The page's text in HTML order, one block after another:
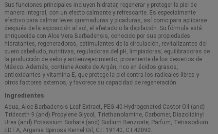
Sus funciones principales incluyen hidratar, regenerar y proteger la piel de
manera integral, con un efecto calmante y refrescante. Es especialmente
efectivo para calmar leves quemaduras y picaduras, así como para aplicarse
después de la exposición al sol, el afeitado o la depilación. Su fórmula está
enriquecida con Aloe Vera Barbadensis, conocido por sus propiedades
hidratantes, regeneradoras, estimulantes de la circulación, revitalizantes del
cuero cabelludo, nutritivas, reguladoras del pH, limpiadoras, equilibradoras de
la producción de sebo y antienvejecimiento, proveniente de los desiertos de
México. Además, contiene Aceite de Argán, rico en ácidos grasos,
antioxidantes y vitamina E, que protege la piel contra los radicales libres y
otros factores externos, y favorece su capacidad de regeneración.
Ingredientes
Aqua, Aloe Barbadensis Leaf Extract, PEG-40-Hydrogenated Castor Oil (and)
Trideceth-9 (and) Propylene Glycol, Triethanolamine, Carbomer, Diazolidinyl
Urea (and) Potassium Sorbate (and) Sodium Benzoate, Parfum, Tetrasodium
EDTA, Argania Spinosa Kernel Oil, C.I: 19140, C.I:42090.